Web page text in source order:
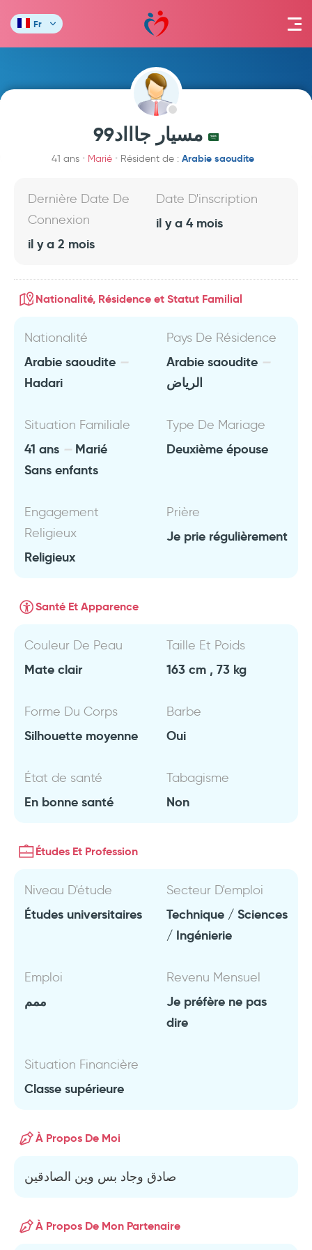
Fr
مسيار جاااد99
41 ans Marié Résident de : Arabie saoudite
Dernière Date De
Connexion
il y a 2 mois
Date D'inscription
il y a 4 mois
Nationalité, Résidence et Statut Familial
Nationalité
Arabie saoudite
Hadari
Pays De Résidence
Arabie saoudite
الرياض
Situation Familiale
41 ans
Marié
Sans enfants
Type De Mariage
Deuxième épouse
Engagement
Religieux
Religieux
Prière
Je prie régulièrement
Santé Et Apparence
Couleur De Peau
Mate clair
Taille Et Poids
163 cm , 73 kg
Forme Du Corps
Silhouette moyenne
Barbe
Oui
État de santé
En bonne santé
Tabagisme
Non
Études Et Profession
Niveau D'étude
Études universitaires
Secteur D'emploi
Technique / Sciences
/ Ingénierie
Emploi
ممم
Revenu Mensuel
Je préfère ne pas
dire
Situation Financière
Classe supérieure
À Propos De Moi
صادق وجاد بس وين الصادقين
À Propos De Mon Partenaire